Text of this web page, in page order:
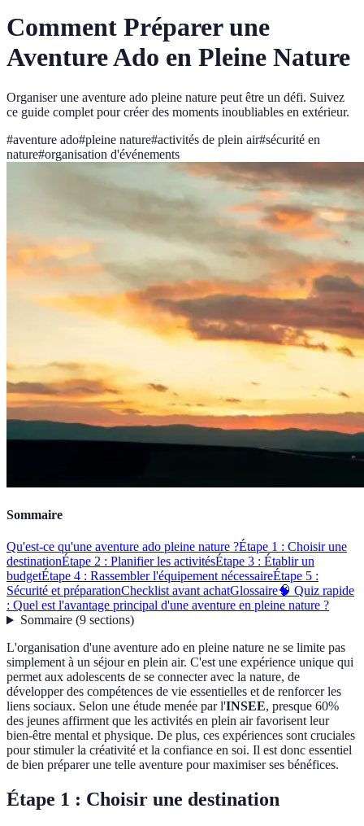
Comment Préparer une
Aventure Ado en Pleine Nature
Organiser une aventure ado pleine nature peut être un défi. Suivez
ce guide complet pour créer des moments inoubliables en extérieur.
#aventure ado#pleine nature#activités de plein air#sécurité en
nature#organisation d'événements
Sommaire
Qu'est-ce qu'une aventure ado pleine nature ?Étape 1 : Choisir une
destinationÉtape 2 : Planifier les activitésÉtape 3 : Établir un
budgetÉtape 4 : Rassembler l'équipement nécessaireÉtape 5 :
Sécurité et préparationChecklist avant achatGlossaire🧠 Quiz rapide
: Quel est l'avantage principal d'une aventure en pleine nature ?
Sommaire(9 sections)
L'organisation d'une aventure ado en pleine nature ne se limite pas
simplement à un séjour en plein air. C'est une expérience unique qui
permet aux adolescents de se connecter avec la nature, de
développer des compétences de vie essentielles et de renforcer les
liens sociaux. Selon une étude menée par l'INSEE, presque 60%
des jeunes affirment que les activités en plein air favorisent leur
bien-être mental et physique. De plus, ces expériences sont cruciales
pour stimuler la créativité et la confiance en soi. Il est donc essentiel
de bien préparer une telle aventure pour maximiser ses bénéfices.
Étape 1 : Choisir une destination